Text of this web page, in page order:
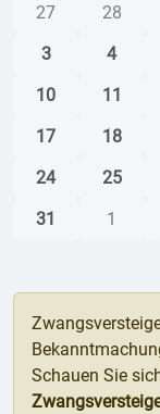
Schauen Sie
27
28
3
4
10
11
17
18
24
25
31
1